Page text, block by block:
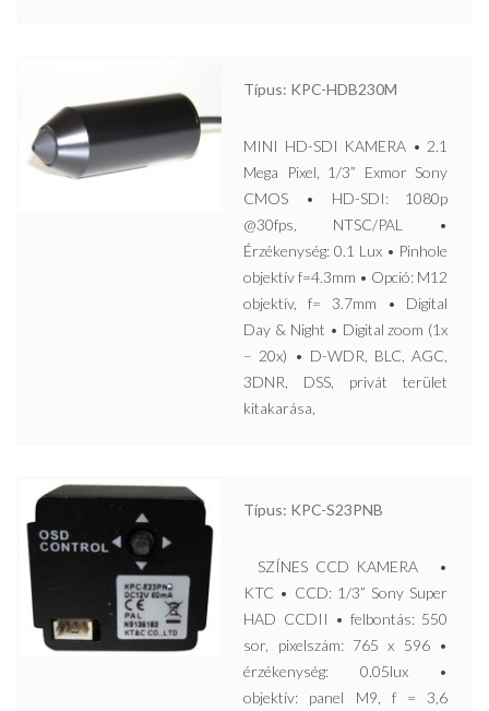
Típus: KPC-HDB230M
MINI HD-SDI KAMERA • 2.1
Mega Pixel, 1/3” Exmor Sony
CMOS • HD-SDI: 1080p
@30fps, NTSC/PAL •
Érzékenység: 0.1 Lux • Pinhole
objektív f=4.3mm • Opció: M12
objektív, f= 3.7mm • Digital
Day & Night • Digital zoom (1x
– 20x) • D-WDR, BLC, AGC,
3DNR, DSS, privát terület
kitakarása,
Típus: KPC-S23PNB
SZÍNES CCD KAMERA •
KTC • CCD: 1/3” Sony Super
HAD CCDII • felbontás: 550
sor, pixelszám: 765 x 596 •
érzékenység: 0.05lux •
objektív: panel M9, f = 3,6